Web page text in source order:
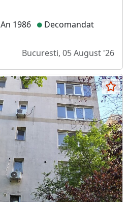
An 1986
Decomandat
Bucuresti, 05 August '26